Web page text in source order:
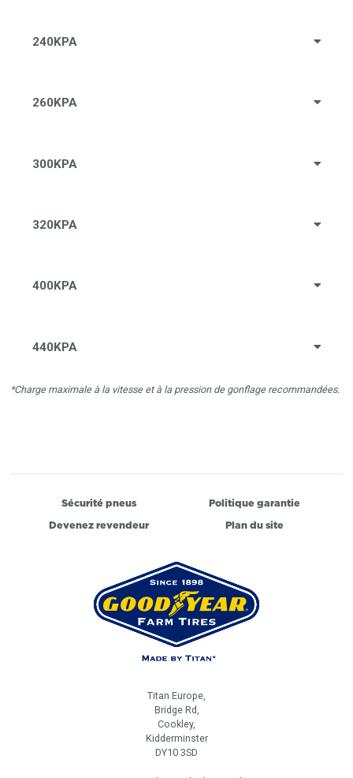
240KPA
260KPA
300KPA
320KPA
400KPA
440KPA
*Charge maximale à la vitesse et à la pression de gonflage recommandées.
Sécurité pneus
Politique garantie
Devenez revendeur
Plan du site
Titan Europe,
Bridge Rd,
Cookley,
Kidderminster
DY10 3SD